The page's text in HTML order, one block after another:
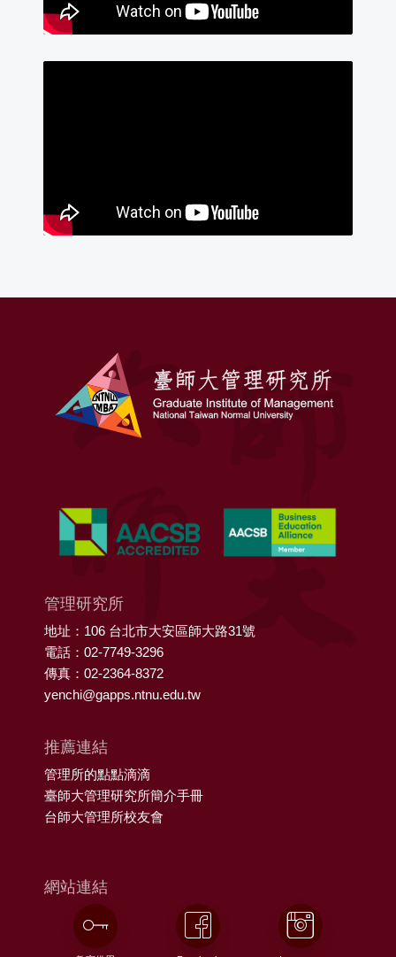
管理研究所
地址：106 台北市大安區師大路31號
電話：02-7749-3296
傳真：02-2364-8372
yenchi@gapps.ntnu.edu.tw
推薦連結
管理所的點點滴滴
臺師大管理研究所簡介手冊
台師大管理所校友會
網站連結